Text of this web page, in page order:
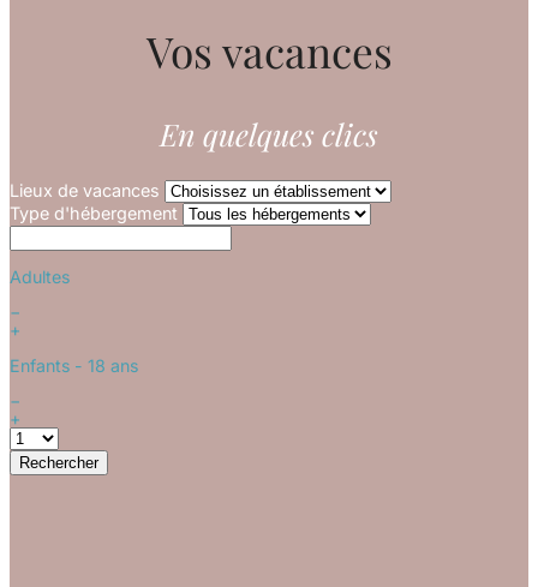
Vos vacances
En quelques clics
Lieux de vacances
Type d'hébergement
Adultes
−
+
Enfants - 18 ans
−
+
Rechercher